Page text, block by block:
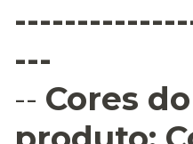
---
-- Cores do